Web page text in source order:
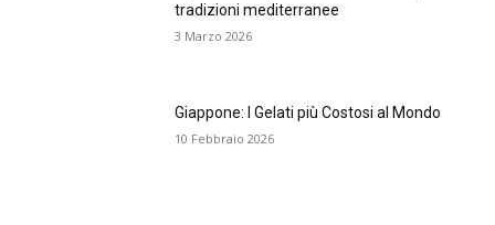
tradizioni mediterranee
3 Marzo 2026
Giappone: I Gelati più Costosi al Mondo
10 Febbraio 2026